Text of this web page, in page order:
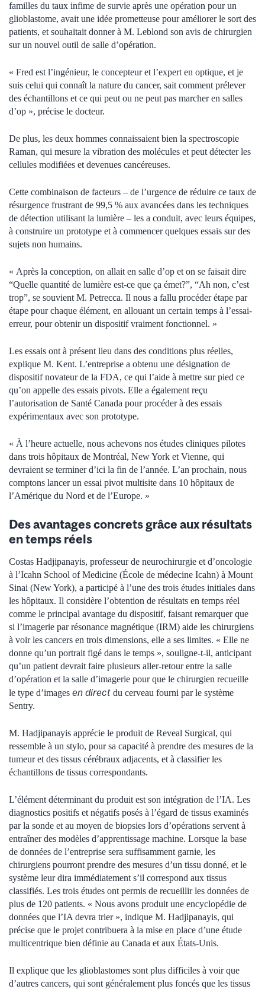
familles du taux infime de survie après une opération pour un
glioblastome, avait une idée prometteuse pour améliorer le sort des
patients, et souhaitait donner à M. Leblond son avis de chirurgien
sur un nouvel outil de salle d’opération.
« Fred est l’ingénieur, le concepteur et l’expert en optique, et je
suis celui qui connaît la nature du cancer, sait comment prélever
des échantillons et ce qui peut ou ne peut pas marcher en salles
d’op », précise le docteur.
De plus, les deux hommes connaissaient bien la spectroscopie
Raman, qui mesure la vibration des molécules et peut détecter les
cellules modifiées et devenues cancéreuses.
Cette combinaison de facteurs – de l’urgence de réduire ce taux de
résurgence frustrant de 99,5 % aux avancées dans les techniques
de détection utilisant la lumière – les a conduit, avec leurs équipes,
à construire un prototype et à commencer quelques essais sur des
sujets non humains.
« Après la conception, on allait en salle d’op et on se faisait dire
“Quelle quantité de lumière est-ce que ça émet?”, “Ah non, c’est
trop”, se souvient M. Petrecca. Il nous a fallu procéder étape par
étape pour chaque élément, en allouant un certain temps à l’essai-
erreur, pour obtenir un dispositif vraiment fonctionnel. »
Les essais ont à présent lieu dans des conditions plus réelles,
explique M. Kent. L’entreprise a obtenu une désignation de
dispositif novateur de la FDA, ce qui l’aide à mettre sur pied ce
qu’on appelle des essais pivots. Elle a également reçu
l’autorisation de Santé Canada pour procéder à des essais
expérimentaux avec son prototype.
« À l’heure actuelle, nous achevons nos études cliniques pilotes
dans trois hôpitaux de Montréal, New York et Vienne, qui
devraient se terminer d’ici la fin de l’année. L’an prochain, nous
comptons lancer un essai pivot multisite dans 10 hôpitaux de
l’Amérique du Nord et de l’Europe. »
Des avantages concrets grâce aux résultats
en temps réels
Costas Hadjipanayis, professeur de neurochirurgie et d’oncologie
à l’Icahn School of Medicine (École de médecine Icahn) à Mount
Sinai (New York), a participé à l’une des trois études initiales dans
les hôpitaux. Il considère l’obtention de résultats en temps réel
comme le principal avantage du dispositif, faisant remarquer que
si l’imagerie par résonance magnétique (IRM) aide les chirurgiens
à voir les cancers en trois dimensions, elle a ses limites. « Elle ne
donne qu’un portrait figé dans le temps », souligne-t-il, anticipant
qu’un patient devrait faire plusieurs aller-retour entre la salle
d’opération et la salle d’imagerie pour que le chirurgien recueille
le type d’images en direct du cerveau fourni par le système
Sentry.
M. Hadjipanayis apprécie le produit de Reveal Surgical, qui
ressemble à un stylo, pour sa capacité à prendre des mesures de la
tumeur et des tissus cérébraux adjacents, et à classifier les
échantillons de tissus correspondants.
L’élément déterminant du produit est son intégration de l’IA. Les
diagnostics positifs et négatifs posés à l’égard de tissus examinés
par la sonde et au moyen de biopsies lors d’opérations servent à
entraîner des modèles d’apprentissage machine. Lorsque la base
de données de l’entreprise sera suffisamment garnie, les
chirurgiens pourront prendre des mesures d’un tissu donné, et le
système leur dira immédiatement s’il correspond aux tissus
classifiés. Les trois études ont permis de recueillir les données de
plus de 120 patients. « Nous avons produit une encyclopédie de
données que l’IA devra trier », indique M. Hadjipanayis, qui
précise que le projet contribuera à la mise en place d’une étude
multicentrique bien définie au Canada et aux États-Unis.
Il explique que les glioblastomes sont plus difficiles à voir que
d’autres cancers, qui sont généralement plus foncés que les tissus